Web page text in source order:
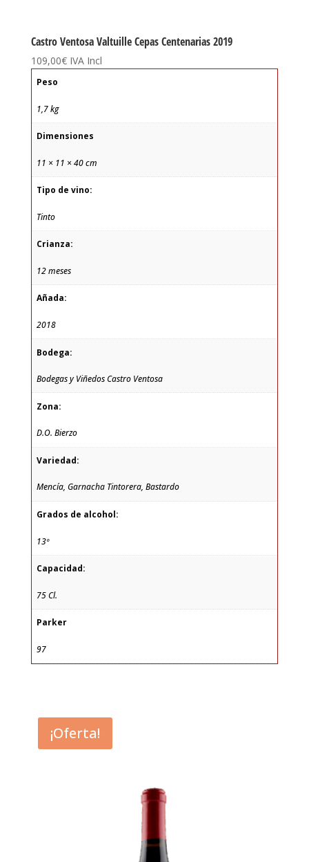
Castro Ventosa Valtuille Cepas Centenarias 2019
109,00€ IVA Incl
Peso
1,7 kg
Dimensiones
11 × 11 × 40 cm
Tipo de vino:
Tinto
Crianza:
12 meses
Añada:
2018
Bodega:
Bodegas y Viñedos Castro Ventosa
Zona:
D.O. Bierzo
Variedad:
Mencía, Garnacha Tintorera, Bastardo
Grados de alcohol:
13º
Capacidad:
75 Cl.
Parker
97
¡Oferta!